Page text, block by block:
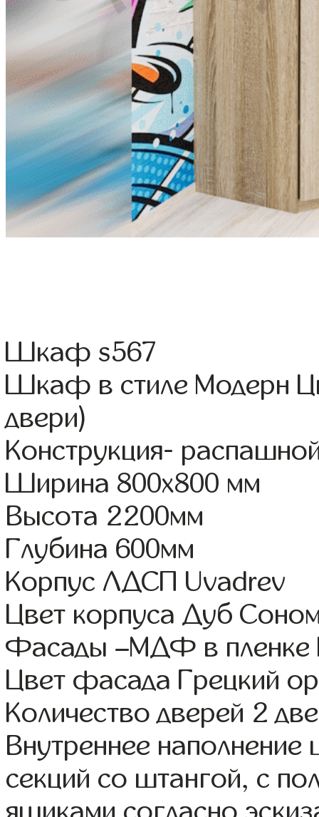
Шкаф s567
Шкаф в стиле Модерн
двери)
Конструкция-
Ширина 800x800 мм
Высота 2200мм
Глубина 600мм
Корпус ЛДСП Uvadrev
Цвет корпуса Дуб
Фасады –МДФ в пленке
Цвет фасада Грецкий
Количество дверей 2
Внутреннее
секций со штангой, с